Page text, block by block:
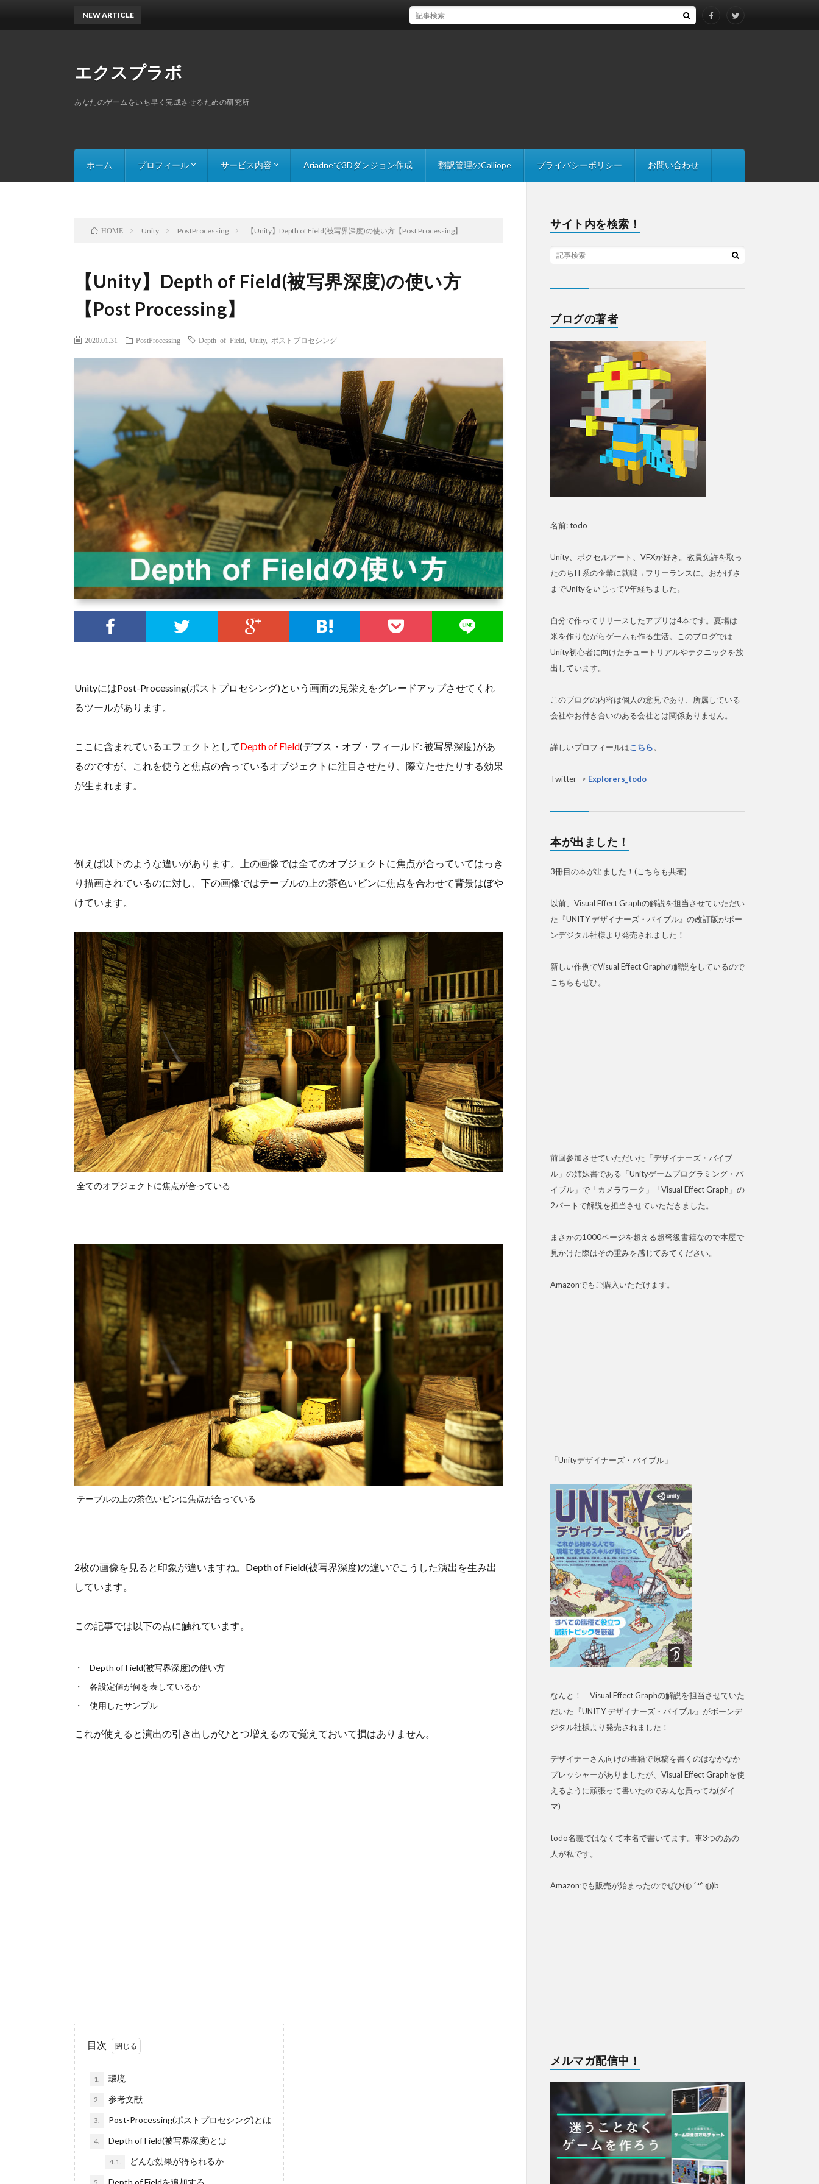
エクスプラボ
あなたのゲームをいち早く完成させるための研究所
ホーム プロフィール サービス内容 Ariadneで3Dダンジョン作成 翻訳管理のCalliope プライバシーポリシー お問い合わせ
NEW ARTICLE 【Unity】FindAnyObjectByTypeで参照を取得する際は継承にも注意
HOME Unity PostProcessing 【Unity】Depth of Field(被写界深度)の使い方【Post Processing】
【Unity】Depth of Field(被写界深度)の使い方
【Post Processing】
2020.01.31 PostProcessing Depth of Field Unity, ポストプロセシング
UnityにはPost-Processing(ポストプロセシング)という画面の見栄えをグレードアップさせてくれ
るツールがあります。
ここに含まれているエフェクトとしてDepth of Field(デプス・オブ・フィールド: 被写界深度)があ
るのですが、これを使うと焦点の合っているオブジェクトに注目させたり、際立たせたりする効果
が生まれます。
例えば以下のような違いがあります。上の画像では全てのオブジェクトに焦点が合っていてはっき
り描画されているのに対し、下の画像ではテーブルの上の茶色いビンに焦点を合わせて背景はぼや
けています。
全てのオブジェクトに焦点が合っている
テーブルの上の茶色いビンに焦点が合っている
2枚の画像を見ると印象が違いますね。Depth of Field(被写界深度)の違いでこうした演出を生み出
しています。
この記事では以下の点に触れています。
Depth of Field(被写界深度)の使い方
各設定値が何を表しているか
使用したサンプル
これが使えると演出の引き出しがひとつ増えるので覚えておいて損はありません。
目次
1. 環境
2. 参考文献
3. Post-Processing(ポストプロセシング)とは
4. Depth of Field(被写界深度)とは
4.1. どんな効果が得られるか
5. Depth of Fieldを追加する
サイト内を検索！
ブログの著者
名前: todo
Unity、ボクセルアート、VFXが好き。教員免許を取っ
たのちIT系の企業に就職→フリーランスに。おかげさ
までUnityをいじって9年経ちました。
自分で作ってリリースしたアプリは4本です。夏場は
米を作りながらゲームも作る生活。このブログでは
Unity初心者に向けたチュートリアルやテクニックを放
出しています。
このブログの内容は個人の意見であり、所属している
会社やお付き合いのある会社とは関係ありません。
詳しいプロフィールはこちら。
Twitter -> Explorers_todo
本が出ました！
3冊目の本が出ました！(こちらも共著)
以前、Visual Effect Graphの解説を担当させていただい
た『UNITY デザイナーズ・バイブル』の改訂版がボー
ンデジタル社様より発売されました！
新しい作例でVisual Effect Graphの解説をしているので
こちらもぜひ。
前回参加させていただいた「デザイナーズ・バイブ
ル」の姉妹書である「Unityゲームプログラミング・バ
イブル」で「カメラワーク」「Visual Effect Graph」の
2パートで解説を担当させていただきました。
まさかの1000ページを超える超弩級書籍なので本屋で
見かけた際はその重みを感じてみてください。
Amazonでもご購入いただけます。
「Unityデザイナーズ・バイブル」
なんと！ Visual Effect Graphの解説を担当させていた
だいた『UNITY デザイナーズ・バイブル』がボーンデ
ジタル社様より発売されました！
デザイナーさん向けの書籍で原稿を書くのはなかなか
プレッシャーがありましたが、Visual Effect Graphを使
えるように頑張って書いたのでみんな買ってね(ダイ
マ)
todo名義ではなくて本名で書いてます。車3つのあの
人が私です。
Amazonでも販売が始まったのでぜひ(◍ ´꒳` ◍)b
メルマガ配信中！